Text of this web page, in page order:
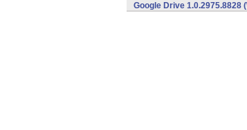
Google Drive 1.0.2975.8828